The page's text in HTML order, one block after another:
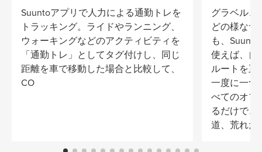
Suuntoアプリで人力による通勤トレを
トラッキング。ライドやランニング、
ウォーキングなどのアクティビティを
「通勤トレ」としてタグ付けし、同じ
距離を車で移動した場合と比較して、
CO
グラベル、
どの様なサ
も、
使えば、自
ルートを正
一度に一つ
べてのオプ
るだけで、
道、荒れた